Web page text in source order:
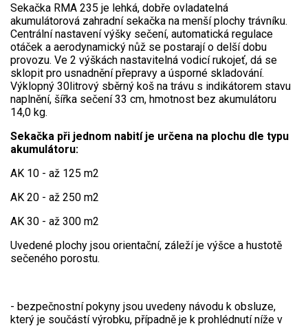
Aku sekačky
Aku STIHL
Aku AL-KO
Štípačka na dřevo
VARI
VARI malotraktory
VARI multifunkční nosiče
Sněhové frézy
Vertikutátory
Nůžky na živý plot
Sekačka RMA 235 je lehká, dobře ovladatelná
akumulátorová zahradní sekačka na menší plochy trávníku.
Centrální nastavení výšky sečení, automatická regulace
otáček a aerodynamický nůž se postarají o delší dobu
provozu. Ve 2 výškách nastavitelná vodicí rukojeť, dá se
sklopit pro usnadnění přepravy a úsporné skladování.
Výklopný 30litrový sběrný koš na trávu s indikátorem stavu
naplnění, šířka sečení 33 cm, hmotnost bez akumulátoru
14,0 kg.
Sekačka při jednom nabití je určena na plochu dle typu
akumulátoru:
AK 10 - až 125 m2
AK 20 - až 250 m2
AK 30 - až 300 m2
Uvedené plochy jsou orientační, záleží je výšce a hustotě
sečeného porostu.
- bezpečnostní pokyny jsou uvedeny návodu k obsluze,
který je součástí výrobku, případně je k prohlédnutí níže v